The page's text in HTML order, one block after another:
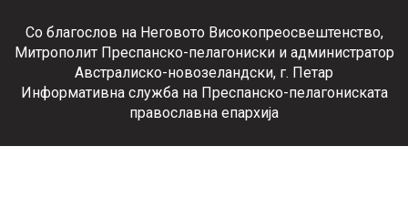
Со благослов на Неговото Високопреосвештенство,
Митрополит Преспанско-пелагониски и администратор
Австралиско-новозеландски, г. Петар
Информативна служба на Преспанско-пелагониската
православна епархија